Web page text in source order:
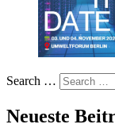
Search …
Neueste